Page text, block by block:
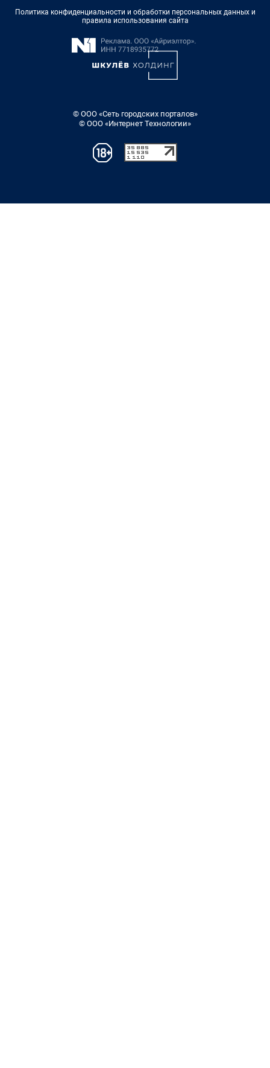
Политика конфиденциальности и обработки персональных данных и
правила использования сайта
© ООО «Сеть городских порталов»
© ООО «Интернет Технологии»